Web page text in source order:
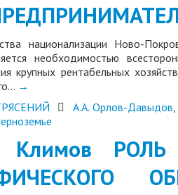
национализации Ново-
необходимостью
крупных рентабельных
→
А.А. Орлов-Давыдов,
Климов